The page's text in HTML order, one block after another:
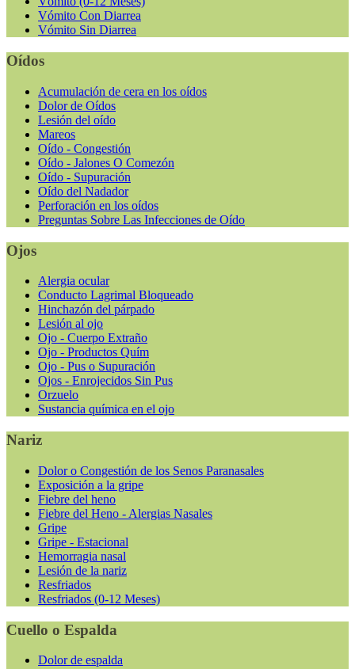
Vómito Con Diarrea
Vómito Sin Diarrea
Oídos
Acumulación de cera en los oídos
Dolor de Oídos
Lesión del oído
Mareos
Oído - Congestión
Oído - Jalones O Comezón
Oído - Supuración
Oído del Nadador
Perforación en los oídos
Preguntas Sobre Las Infecciones de Oído
Ojos
Alergia ocular
Conducto Lagrimal Bloqueado
Hinchazón del párpado
Lesión al ojo
Ojo - Cuerpo Extraño
Ojo - Productos Quím
Ojo - Pus o Supuración
Ojos - Enrojecidos Sin Pus
Orzuelo
Sustancia química en el ojo
Nariz
Dolor o Congestión de los Senos Paranasales
Exposición a la gripe
Fiebre del heno
Fiebre del Heno - Alergias Nasales
Gripe
Gripe - Estacional
Hemorragia nasal
Lesión de la nariz
Resfriados
Resfriados (0-12 Meses)
Cuello o Espalda
Dolor de espalda